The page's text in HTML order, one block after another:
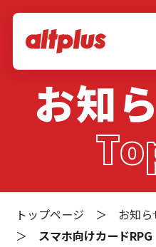
お知
トップページ ＞ お知ら
＞ スマホ向けカード